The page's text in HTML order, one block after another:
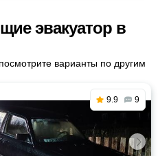
эвакуатор в
варианты по другим
9.9 9